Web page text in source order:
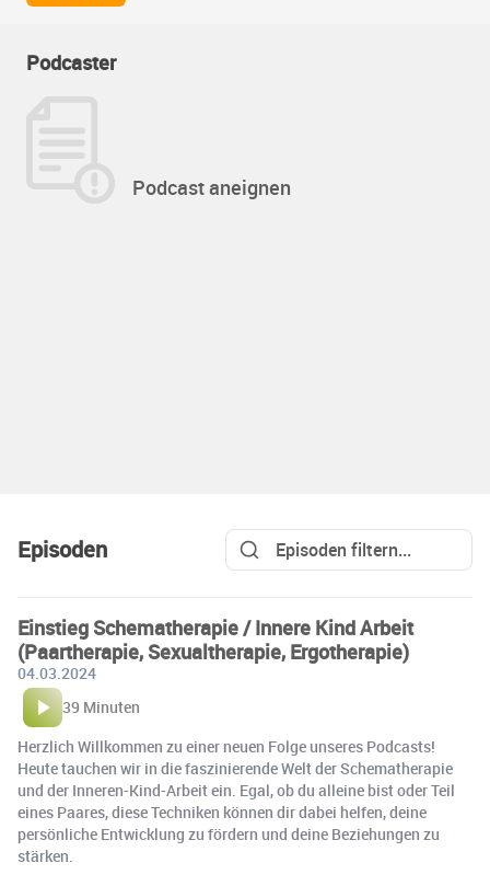
Podcaster
Podcast aneignen
Episoden
Einstieg Schematherapie / Innere Kind Arbeit
(Paartherapie, Sexualtherapie, Ergotherapie)
04.03.2024
39 Minuten
Herzlich Willkommen zu einer neuen Folge unseres Podcasts!
Heute tauchen wir in die faszinierende Welt der Schematherapie
und der Inneren-Kind-Arbeit ein. Egal, ob du alleine bist oder Teil
eines Paares, diese Techniken können dir dabei helfen, deine
persönliche Entwicklung zu fördern und deine Beziehungen zu
stärken.